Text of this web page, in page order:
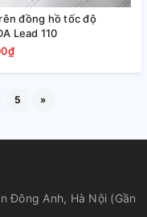
đồng hồ tốc độ
Lead 110
5 »
Đông Anh, Hà Nội (Gần